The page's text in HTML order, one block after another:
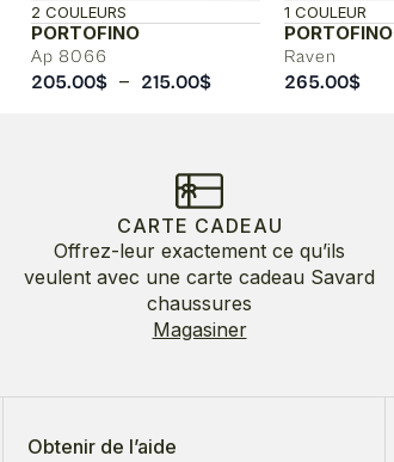
PORTOFINO
Ap 8066
2 COULEURS
205.00$ – 215.00$Plage
à
215.00$
PORTOFINO
Raven
1 COULEUR
265.00$
CARTE CADEAU
Offrez-leur exactement ce qu’ils
veulent avec une carte cadeau Savard
chaussures
Magasiner
Obtenir de l’aide